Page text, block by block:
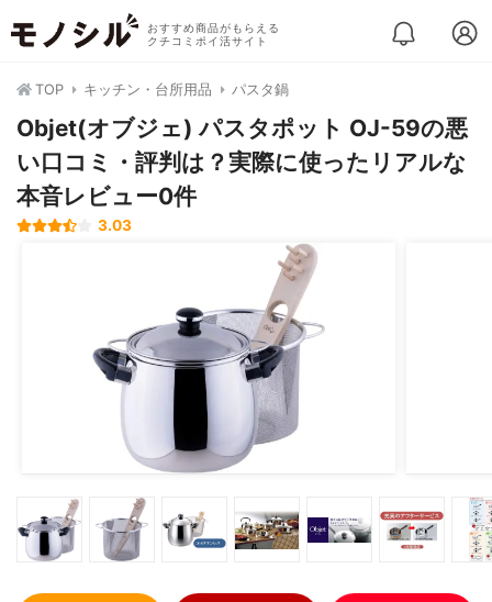
おすすめ商品がもらえる
クチコミポイ活サイト
TOP キッチン・台所用品 パスタ鍋
Objet(オブジェ) パスタポット OJ-59の悪
い口コミ・評判は？実際に使ったリアルな
本音レビュー0件
3.03